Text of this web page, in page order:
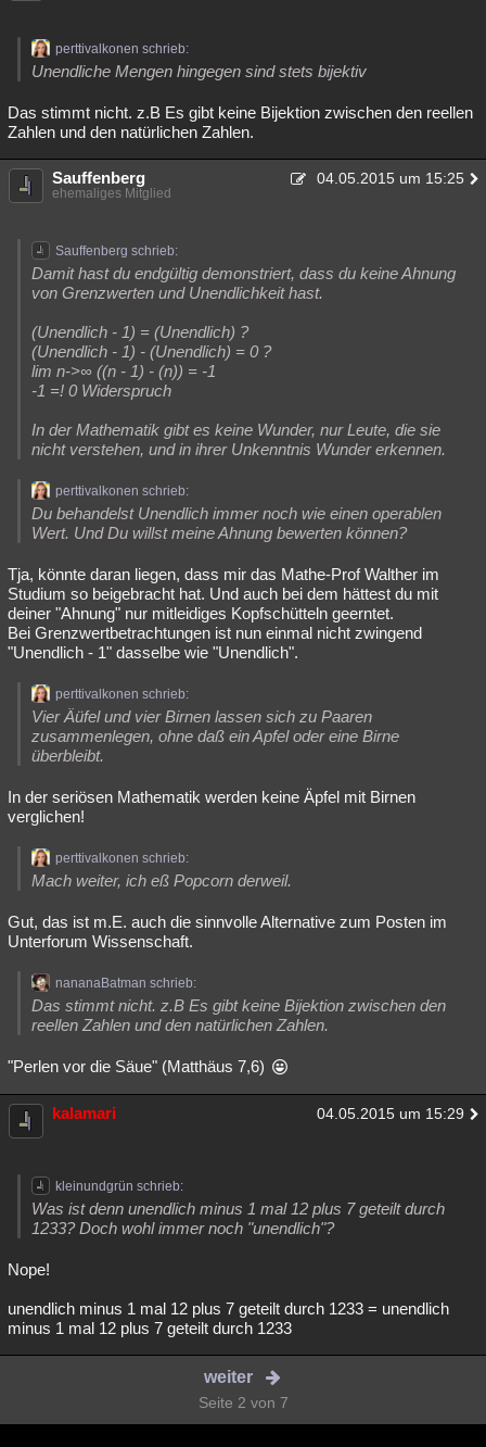
perttivalkonen schrieb:
Unendliche Mengen hingegen sind stets bijektiv
Das stimmt nicht. z.B Es gibt keine Bijektion zwischen den reellen
Zahlen und den natürlichen Zahlen.
Sauffenberg 04.05.2015 um 15:25
ehemaliges Mitglied
Sauffenberg schrieb:
Damit hast du endgültig demonstriert, dass du keine Ahnung
von Grenzwerten und Unendlichkeit hast.
(Unendlich - 1) = (Unendlich) ?
(Unendlich - 1) - (Unendlich) = 0 ?
lim n->∞ ((n - 1) - (n)) = -1
-1 =! 0 Widerspruch
In der Mathematik gibt es keine Wunder, nur Leute, die sie
nicht verstehen, und in ihrer Unkenntnis Wunder erkennen.
perttivalkonen schrieb:
Du behandelst Unendlich immer noch wie einen operablen
Wert. Und Du willst meine Ahnung bewerten können?
Tja, könnte daran liegen, dass mir das Mathe-Prof Walther im
Studium so beigebracht hat. Und auch bei dem hättest du mit
deiner "Ahnung" nur mitleidiges Kopfschütteln geerntet.
Bei Grenzwertbetrachtungen ist nun einmal nicht zwingend
"Unendlich - 1" dasselbe wie "Unendlich".
perttivalkonen schrieb:
Vier Äüfel und vier Birnen lassen sich zu Paaren
zusammenlegen, ohne daß ein Apfel oder eine Birne
überbleibt.
In der seriösen Mathematik werden keine Äpfel mit Birnen
verglichen!
perttivalkonen schrieb:
Mach weiter, ich eß Popcorn derweil.
Gut, das ist m.E. auch die sinnvolle Alternative zum Posten im
Unterforum Wissenschaft.
nananaBatman schrieb:
Das stimmt nicht. z.B Es gibt keine Bijektion zwischen den
reellen Zahlen und den natürlichen Zahlen.
"Perlen vor die Säue" (Matthäus 7,6)
kalamari 04.05.2015 um 15:29
kleinundgrün schrieb:
Was ist denn unendlich minus 1 mal 12 plus 7 geteilt durch
1233? Doch wohl immer noch "unendlich"?
Nope!
unendlich minus 1 mal 12 plus 7 geteilt durch 1233 = unendlich
minus 1 mal 12 plus 7 geteilt durch 1233
weiter
Seite 2 von 7